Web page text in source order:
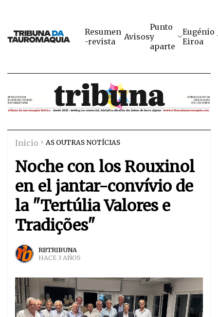
Resumen
-revista
Avisos
Punto
y
aparte
Eugénio
Eiroa
Inicio AS OUTRAS NOTÍCIAS
Noche con los Rouxinol
en el jantar-convívio de
la "Tertúlia Valores e
Tradições"
RBTRIBUNA
HACE 3 AÑOS